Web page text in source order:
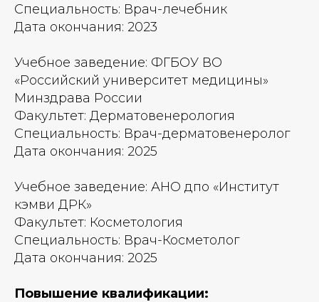
Специальность: Врач-лечебник
Дата окончания: 2023
Учебное заведение: ФГБОУ ВО
«Российский университет медицины»
Минздрава России
Факультет: Дерматовенерология
Специальность: Врач-дерматовенеролог
Дата окончания: 2025
Учебное заведение: АНО дпо «Институт
кэмви ДРК»
Факультет: Косметология
Специальность: Врач-Косметолог
Дата окончания: 2025
Повышение квалификации: